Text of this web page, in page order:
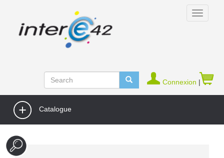
Connexion |
Catalogue